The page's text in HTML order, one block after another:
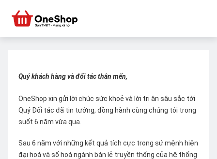
Quý khách hàng và đối tác thân mến,
OneShop xin gửi lời chúc sức khoẻ và lời tri ân sâu sắc tới
Quý Đối tác đã tin tưởng, đồng hành cùng chúng tôi trong
suốt 6 năm vừa qua.
Sau 6 năm với những kết quả tích cực trong sứ mệnh hiện
đại hoá và số hoá ngành bán lẻ truyền thống của hệ thống